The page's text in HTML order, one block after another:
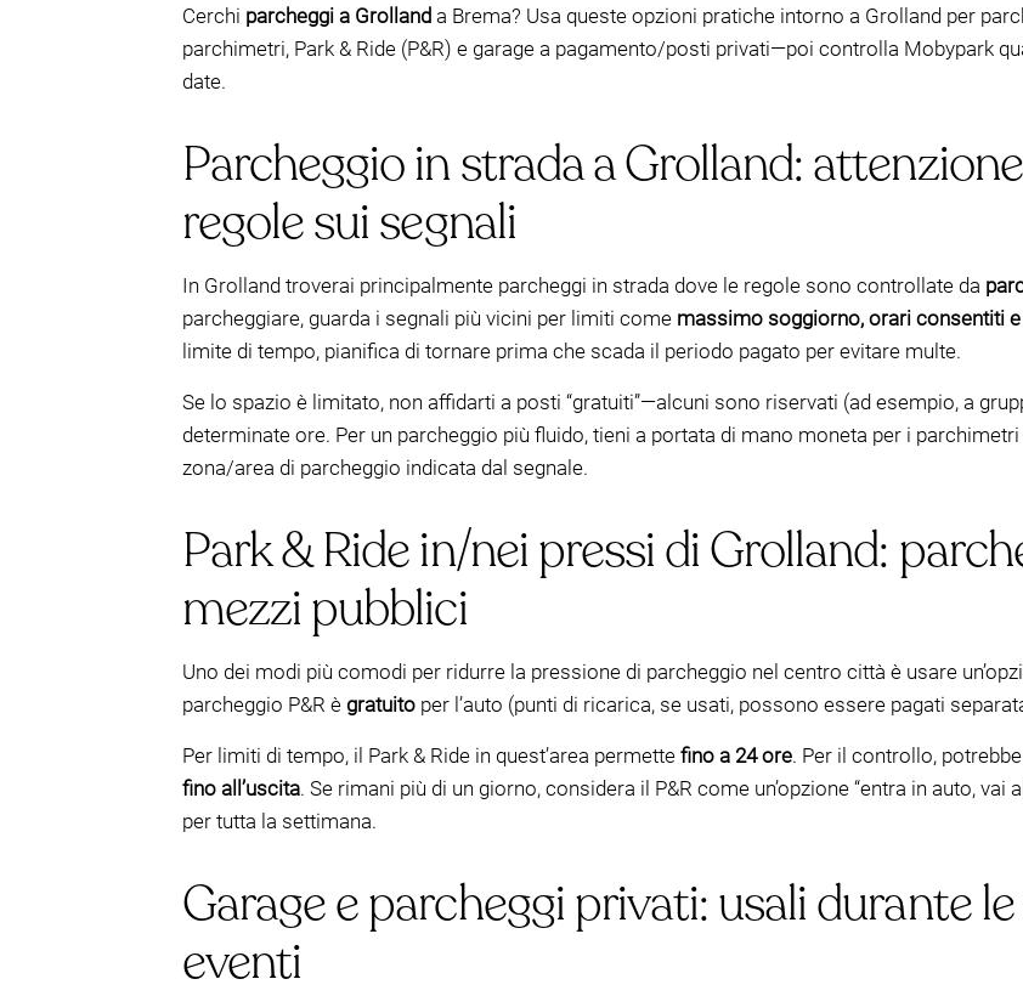
Cerchi parcheggi a Grolland a Brema? Usa queste opzioni pratiche intorno a Grolland per
parchimetri, Park & Ride (P&R) e garage a pagamento/posti privati—poi controlla Mobypark
date.
Parcheggio in strada a Grolland:
regole sui segnali
In Grolland troverai principalmente parcheggi in strada dove le regole sono controllate da
parcheggiare, guarda i segnali più vicini per limiti come massimo soggiorno, orari consentiti
limite di tempo, pianifica di tornare prima che scada il periodo pagato per evitare multe.
Se lo spazio è limitato, non affidarti a posti “gratuiti”—alcuni sono riservati (ad esempio, a
determinate ore. Per un parcheggio più fluido, tieni a portata di mano moneta per i
zona/area di parcheggio indicata dal segnale.
Park & Ride in/nei pressi di Grolland:
mezzi pubblici
Uno dei modi più comodi per ridurre la pressione di parcheggio nel centro città è usare
parcheggio P&R è gratuito per l’auto (punti di ricarica, se usati, possono essere pagati
Per limiti di tempo, il Park & Ride in quest’area permette fino a 24 ore. Per il controllo,
fino all’uscita. Se rimani più di un giorno, considera il P&R come un’opzione “entra in auto,
per tutta la settimana.
Garage e parcheggi privati: usali durante
eventi